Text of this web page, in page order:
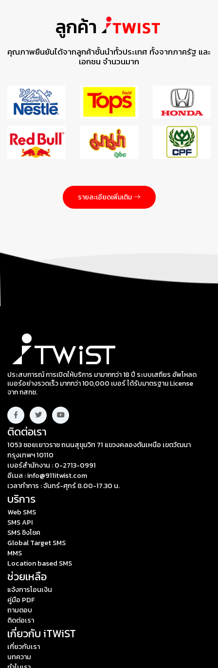
ลูกค้า
คุณภาพยืนยันได้จากลูกค้าชั้นนำทั้วประเทศ ทั้งจากภาครัฐ และ
เอกชน จำนวนมาก
รายละเอียดเพิ่มเติม
ประสบการณ์ การเปิดให้บริการ มามากกว่า 18 ปี ระบบเสถียร อัพโหลด
เบอร์อย่างรวดเร็ว มากกว่า 100,000 เบอร์ ได้รับมาตรฐาน License
จาก กสทช.
ติดต่อเรา
1053 ซอยเยาวราช ถนนสุขุมวิท 71 แขวงคลองตันเหนือ เขตวัฒนา
กรุงเทพฯ 10110
เบอร์สำนักงาน : 0-2713-0991
อีเมล : info@911itwist.com
เวลาทำการ : จันทร์-ศุกร์ 8.00-17.30 น.
บริการ
Web SMS
SMS API
SMS ชิงโชค
Global Target SMS
MMS
Location based SMS
ช่วยเหลือ
แจ้งการโอนเงิน
คู่มือ PDF
ถามตอบ
ติดต่อเรา
เกี่ยวกับ iTWiST
เกี่ยวกับเรา
บทความ